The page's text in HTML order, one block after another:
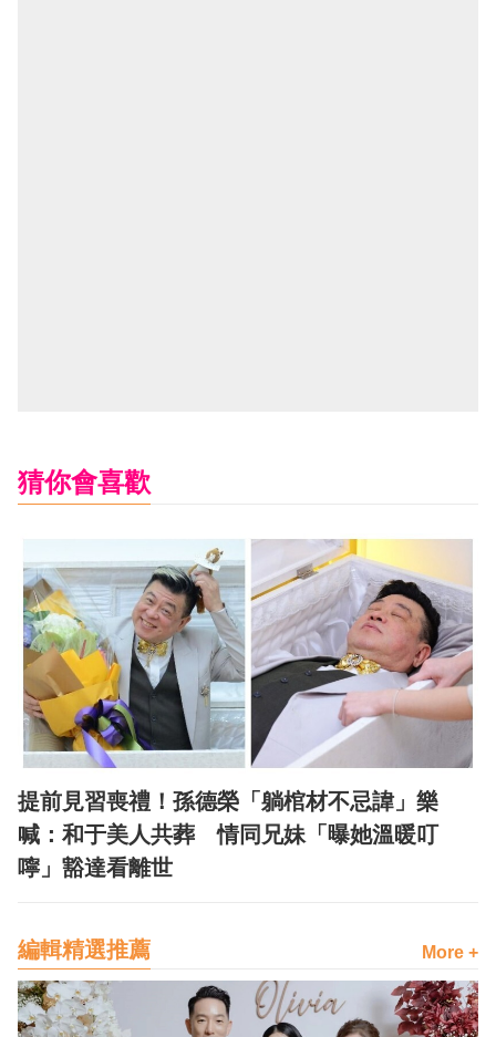
猜你會喜歡
提前見習喪禮！孫德榮「躺棺材不忌諱」樂
喊：和于美人共葬 情同兄妹「曝她溫暖叮
嚀」豁達看離世
編輯精選推薦 More +